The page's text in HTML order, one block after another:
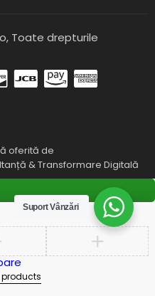
Toate drepturile
oferită de
& Transformare Digitală
Suport Vânzări
products